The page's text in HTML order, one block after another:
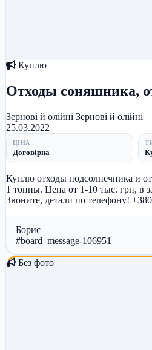
Куплю
Отходы соняшника,
Зернові й олійні Зернові й олійні
25.03.2022
ЦІНА
Договірна
Куплю отходы подсолнечника и
1 тонны. Цена от 1-10 тыс. грн, в
Звоните, детали по телефону!
Борис
#board_message-106951
Без фото